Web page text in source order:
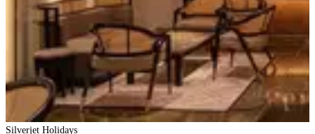
Silverjet Holidays